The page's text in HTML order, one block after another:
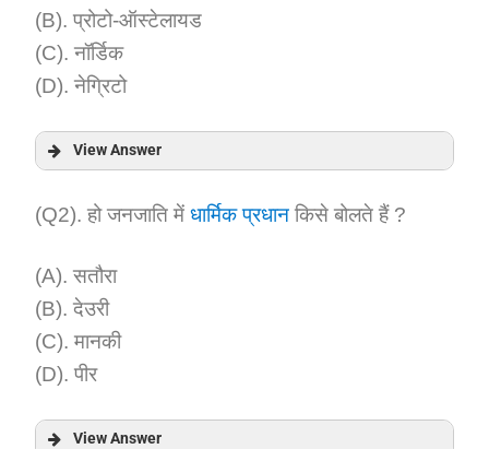
(B). प्रोटो-ऑस्टेलायड
(C). नॉर्डिक
(D). नेग्रिटो
View Answer
Answer:
Explanation:
(Q2). हो जनजाति मेंधार्मिक प्रधान किसे बोलते हैं ?
(A). सतौरा
(B). देउरी
(C). मानकी
(D). पीर
View Answer